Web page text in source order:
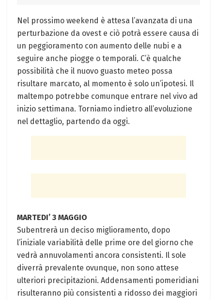
Nel prossimo weekend è attesa l’avanzata di una
perturbazione da ovest e ciò potrà essere causa di
un peggioramento con aumento delle nubi e a
seguire anche piogge o temporali. C’è qualche
possibilità che il nuovo guasto meteo possa
risultare marcato, al momento è solo un’ipotesi. Il
maltempo potrebbe comunque entrare nel vivo ad
inizio settimana. Torniamo indietro all’evoluzione
nel dettaglio, partendo da oggi.
MARTEDI’ 3 MAGGIO
Subentrerà un deciso miglioramento, dopo
l’iniziale variabilità delle prime ore del giorno che
vedrà annuvolamenti ancora consistenti. Il sole
diverrà prevalente ovunque, non sono attese
ulteriori precipitazioni. Addensamenti pomeridiani
risulteranno più consistenti a ridosso dei maggiori